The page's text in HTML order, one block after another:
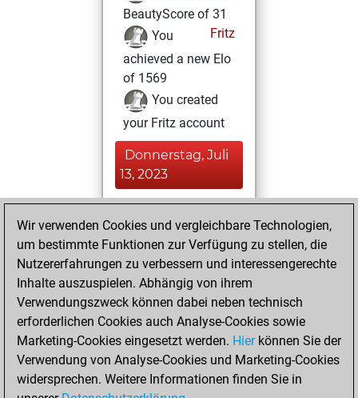
BeautyScore of 31
Fritz
You
achieved a new Elo
of 1569
You created
your Fritz account
Donnerstag, Juli
13, 2023
You played 2
blitz games
Play
You scored +0
=0 -2 in blitz
Mittwoch, März
17, 2021
You played 1
slow games
Play
Wir verwenden Cookies und vergleichbare Technologien,
um bestimmte Funktionen zur Verfügung zu stellen, die
Nutzererfahrungen zu verbessern und interessengerechte
Inhalte auszuspielen. Abhängig von ihrem
Verwendungszweck können dabei neben technisch
erforderlichen Cookies auch Analyse-Cookies sowie
Marketing-Cookies eingesetzt werden. Hierkönnen Sie der
Verwendung von Analyse-Cookies und Marketing-Cookies
widersprechen. Weitere Informationen finden Sie in